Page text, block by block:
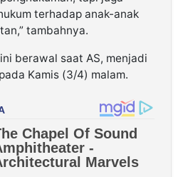
terhadap anak-anak
tambahnya.
berawal saat AS, menjadi
Kamis (3/4) malam.